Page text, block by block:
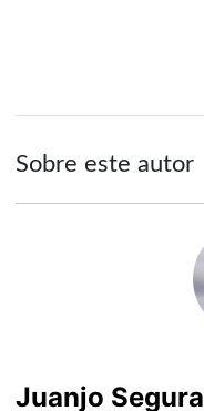
Sobre este autor
Juanjo Segura